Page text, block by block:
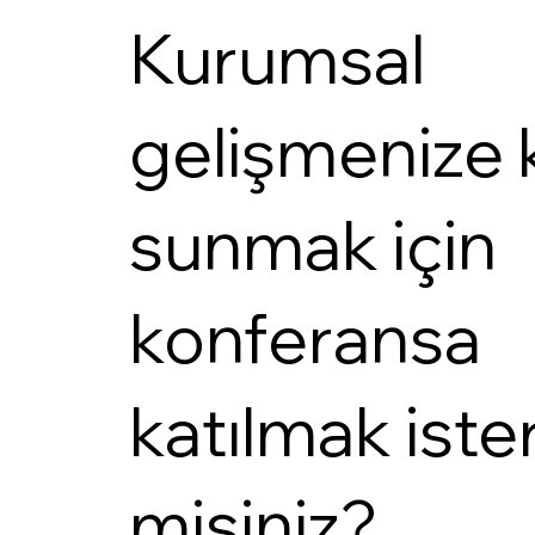
Kurumsal
gelişmenize
sunmak için
konferansa
katılmak